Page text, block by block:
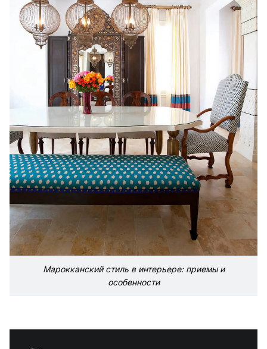
Марокканский стиль в интерьере: приемы и
особенности